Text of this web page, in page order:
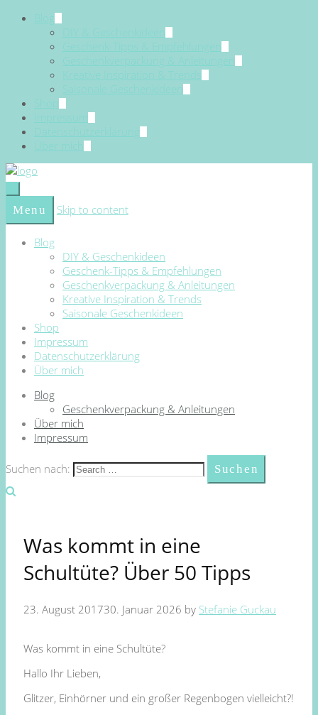
Blog
DIY & Geschenkideen
Geschenk-Tipps & Empfehlungen
Geschenkverpackung & Anleitungen
Kreative Inspiration & Trends
Saisonale Geschenkideen
Shop
Impressum
Datenschutzerklärung
Über mich
Menu Skip to content
Blog
DIY & Geschenkideen
Geschenk-Tipps & Empfehlungen
Geschenkverpackung & Anleitungen
Kreative Inspiration & Trends
Saisonale Geschenkideen
Shop
Impressum
Datenschutzerklärung
Über mich
Blog
Geschenkverpackung & Anleitungen
Über mich
Impressum
Suchen nach:
Was kommt in eine
Schultüte? Über 50 Tipps
23. August 201730. Januar 2026 by Stefanie Guckau
Was kommt in eine Schultüte?
Hallo Ihr Lieben,
Glitzer, Einhörner und ein großer Regenbogen vielleicht?!